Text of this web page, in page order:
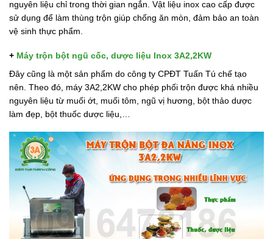
nguyên liệu chỉ trong thời gian ngắn. Vật liệu inox cao cấp được
sử dụng để làm thùng trộn giúp chống ăn mòn, đảm bảo an toàn
vệ sinh thực phẩm.
+ Máy trộn bột ngũ cốc, dược liệu Inox 3A2,2KW
Đây cũng là một sản phẩm do công ty CPĐT Tuấn Tú chế tạo
nên. Theo đó, máy 3A2,2KW cho phép phối trộn được khá nhiều
nguyên liệu từ muối ớt, muối tôm, ngũ vị hương, bột thảo dược
làm đẹp, bột thuốc dược liệu,…